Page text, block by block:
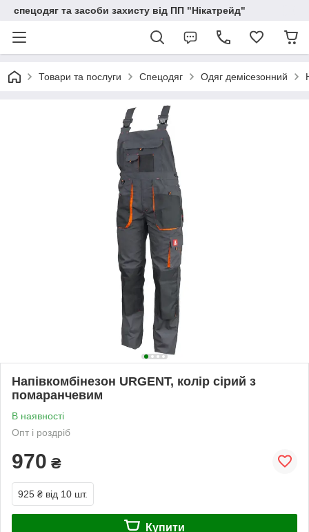
спецодяг та засоби захисту від ПП "Нікатрейд"
Товари та послуги Спецодяг Одяг демісезонний
Напівкомбінезон URGENT, колір сірий з
помаранчевим
В наявності
Опт і роздріб
970 ₴
925 ₴ від 10 шт.
Купити